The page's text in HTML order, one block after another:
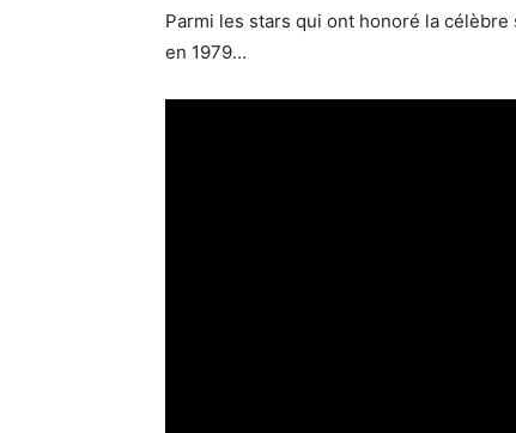
Parmi les stars qui ont honoré la
en 1979...